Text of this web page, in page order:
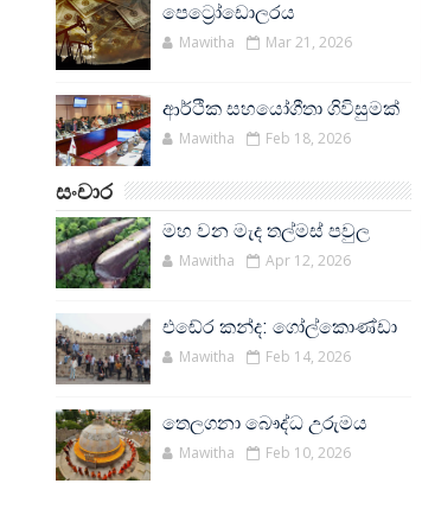
පෙට්‍රෝඩොලරය
Mawitha Mar 21, 2026
ආර්ථික සහයෝගීතා ගිවිසුමක්
Mawitha Feb 18, 2026
සංචාර
මහ වන මැද තල්මස් පවුල
Mawitha Apr 12, 2026
එඬේර කන්ද: ගෝල්කොණ්ඩා
Mawitha Feb 14, 2026
තෙලගනා බෞද්ධ උරුමය
Mawitha Feb 10, 2026